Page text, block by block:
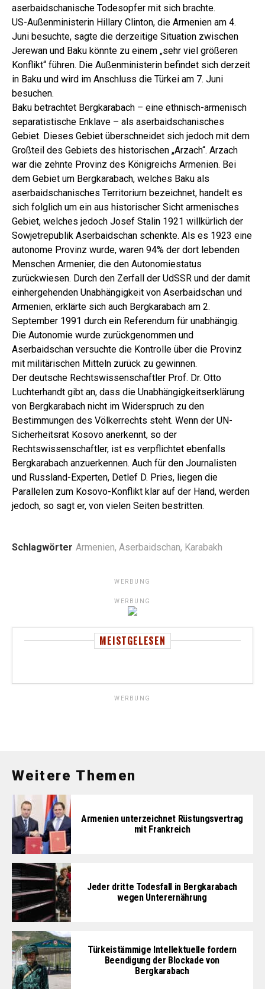
aserbaidschanische Todesopfer mit sich brachte.
US-Außenministerin Hillary Clinton, die Armenien am 4.
Juni besuchte, sagte die derzeitige Situation zwischen
Jerewan und Baku könnte zu einem „sehr viel größeren
Konflikt“ führen. Die Außenministerin befindet sich derzeit
in Baku und wird im Anschluss die Türkei am 7. Juni
besuchen.
Baku betrachtet Bergkarabach – eine ethnisch-armenisch
separatistische Enklave – als aserbaidschanisches
Gebiet. Dieses Gebiet überschneidet sich jedoch mit dem
Großteil des Gebiets des historischen „Arzach“. Arzach
war die zehnte Provinz des Königreichs Armenien. Bei
dem Gebiet um Bergkarabach, welches Baku als
aserbaidschanisches Territorium bezeichnet, handelt es
sich folglich um ein aus historischer Sicht armenisches
Gebiet, welches jedoch Josef Stalin 1921 willkürlich der
Sowjetrepublik Aserbaidschan schenkte. Als es 1923 eine
autonome Provinz wurde, waren 94% der dort lebenden
Menschen Armenier, die den Autonomiestatus
zurückwiesen. Durch den Zerfall der UdSSR und der damit
einhergehenden Unabhängigkeit von Aserbaidschan und
Armenien, erklärte sich auch Bergkarabach am 2.
September 1991 durch ein Referendum für unabhängig.
Die Autonomie wurde zurückgenommen und
Aserbaidschan versuchte die Kontrolle über die Provinz
mit militärischen Mitteln zurück zu gewinnen.
Der deutsche Rechtswissenschaftler Prof. Dr. Otto
Luchterhandt gibt an, dass die Unabhängigkeitserklärung
von Bergkarabach nicht im Widerspruch zu den
Bestimmungen des Völkerrechts steht. Wenn der UN-
Sicherheitsrat Kosovo anerkennt, so der
Rechtswissenschaftler, ist es verpflichtet ebenfalls
Bergkarabach anzuerkennen. Auch für den Journalisten
und Russland-Experten, Detlef D. Pries, liegen die
Parallelen zum Kosovo-Konflikt klar auf der Hand, werden
jedoch, so sagt er, von vielen Seiten bestritten.
Schlagwörter Armenien, Aserbaidschan, Karabakh
WERBUNG
WERBUNG
MEISTGELESEN
WERBUNG
Weitere Themen
Armenien unterzeichnet Rüstungsvertrag
mit Frankreich
Jeder dritte Todesfall in Bergkarabach
wegen Unterernährung
Türkeistämmige Intellektuelle fordern
Beendigung der Blockade von
Bergkarabach